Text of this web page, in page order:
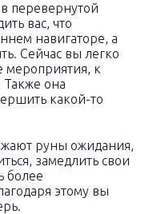
перевернутой
вас, что
навигаторе, а
Сейчас вы легко
мероприятия, к
Также она
какой-то
руны ожидания,
замедлить свои
более
этому вы